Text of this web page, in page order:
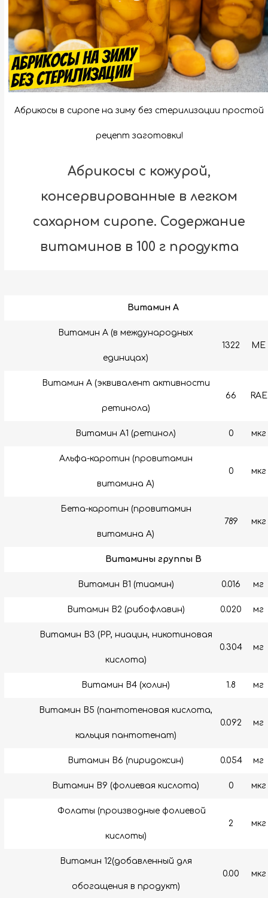
Абрикосы в сиропе на зиму без стерилизации простой
рецепт заготовки!
Абрикосы с кожурой,
консервированные в легком
сахарном сиропе. Содержание
витаминов в 100 г продукта
Витамин A
Витамин А (в международных
единицах)
1322 МЕ
Витамин А (эквивалент активности
ретинола)
66 RAE
Витамин A1 (ретинол) 0 мкг
Альфа-каротин (провитамин
витамина А)
0 мкг
Бета-каротин (провитамин
витамина А)
789 мкг
Витамины группы B
Витамин B1 (тиамин) 0.016 мг
Витамин B2 (рибофлавин) 0.020 мг
Витамин B3 (РР, ниацин, никотиновая
кислота)
0.304 мг
Витамин B4 (холин) 1.8 мг
Витамин B5 (пантотеновая кислота,
кальция пантотенат)
0.092 мг
Витамин B6 (пиридоксин) 0.054 мг
Витамин В9 (фолиевая кислота) 0 мкг
Фолаты (производные фолиевой
кислоты)
2 мкг
Витамин 12(добавленный для
обогащения в продукт)
0.00 мкг